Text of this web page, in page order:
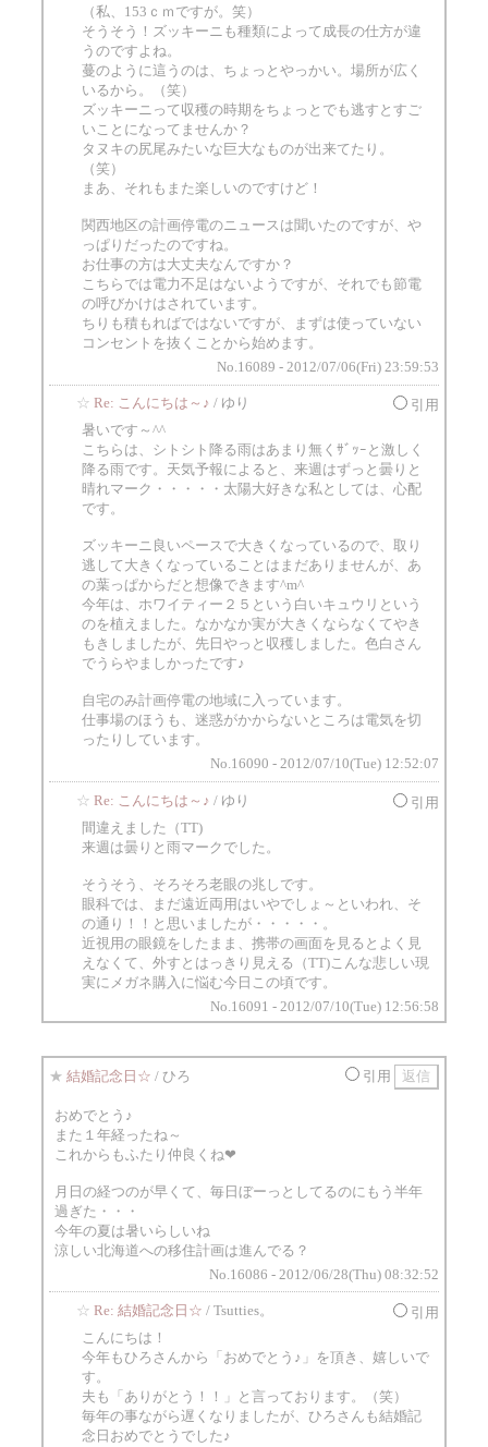
（私、153ｃｍですが。笑）
そうそう！ズッキーニも種類によって成長の仕方が違
うのですよね。
蔓のように這うのは、ちょっとやっかい。場所が広く
いるから。（笑）
ズッキーニって収穫の時期をちょっとでも逃すとすご
いことになってませんか？
タヌキの尻尾みたいな巨大なものが出来てたり。
（笑）
まあ、それもまた楽しいのですけど！
関西地区の計画停電のニュースは聞いたのですが、や
っぱりだったのですね。
お仕事の方は大丈夫なんですか？
こちらでは電力不足はないようですが、それでも節電
の呼びかけはされています。
ちりも積もればではないですが、まずは使っていない
コンセントを抜くことから始めます。
No.16089 - 2012/07/06(Fri) 23:59:53
☆ Re: こんにちは～♪ / ゆり
引用
暑いです～^^
こちらは、シトシト降る雨はあまり無くｻﾞｯｰと激しく
降る雨です。天気予報によると、来週はずっと曇りと
晴れマーク・・・・・太陽大好きな私としては、心配
です。
ズッキーニ良いペースで大きくなっているので、取り
逃して大きくなっていることはまだありませんが、あ
の葉っぱからだと想像できます^m^
今年は、ホワイティー２５という白いキュウリという
のを植えました。なかなか実が大きくならなくてやき
もきしましたが、先日やっと収穫しました。色白さん
でうらやましかったです♪
自宅のみ計画停電の地域に入っています。
仕事場のほうも、迷惑がかからないところは電気を切
ったりしています。
No.16090 - 2012/07/10(Tue) 12:52:07
☆ Re: こんにちは～♪ / ゆり
引用
間違えました（TT)
来週は曇りと雨マークでした。
そうそう、そろそろ老眼の兆しです。
眼科では、まだ遠近両用はいやでしょ～といわれ、そ
の通り！！と思いましたが・・・・・。
近視用の眼鏡をしたまま、携帯の画面を見るとよく見
えなくて、外すとはっきり見える（TT)こんな悲しい現
実にメガネ購入に悩む今日この頃です。
No.16091 - 2012/07/10(Tue) 12:56:58
★ 結婚記念日☆ / ひろ 引用
おめでとう♪
また１年経ったね～
これからもふたり仲良くね❤
月日の経つのが早くて、毎日ぼーっとしてるのにもう半年
過ぎた・・・
今年の夏は暑いらしいね
涼しい北海道への移住計画は進んでる？
No.16086 - 2012/06/28(Thu) 08:32:52
☆ Re: 結婚記念日☆ / Tsutties。
引用
こんにちは！
今年もひろさんから「おめでとう♪」を頂き、嬉しいで
す。
夫も「ありがとう！！」と言っております。（笑）
毎年の事ながら遅くなりましたが、ひろさんも結婚記
念日おめでとうでした♪